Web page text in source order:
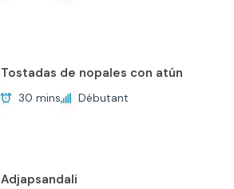
Tostadas de nopales con atún
30 mins Débutant
Adjapsandali